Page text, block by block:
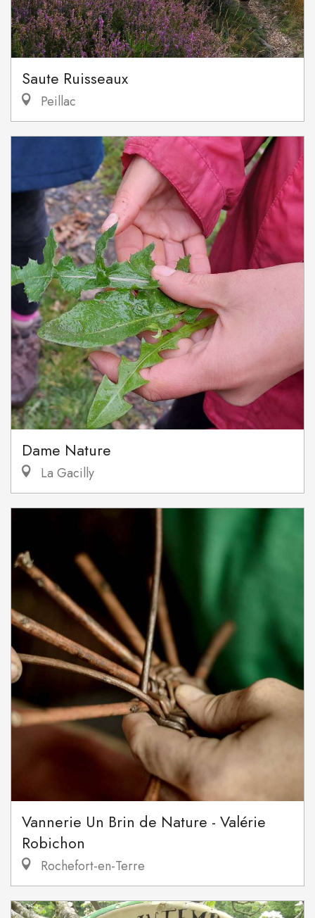
Saute Ruisseaux
Peillac
Dame Nature
La Gacilly
Vannerie Un Brin de Nature - Valérie
Robichon
Rochefort-en-Terre